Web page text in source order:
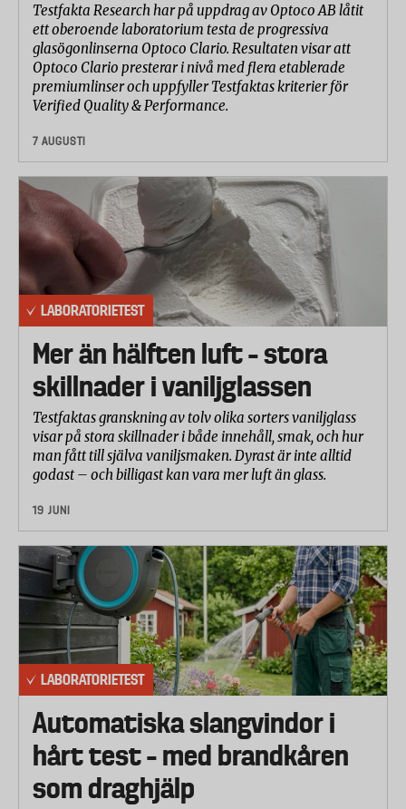
Testfakta Research har på uppdrag av Optoco AB låtit
ett oberoende laboratorium testa de progressiva
glasögonlinserna Optoco Clario. Resultaten visar att
Optoco Clario presterar i nivå med flera etablerade
premiumlinser och uppfyller Testfaktas kriterier för
Verified Quality & Performance.
7 AUGUSTI
LABORATORIETEST
Mer än hälften luft – stora
skillnader i vaniljglassen
Testfaktas granskning av tolv olika sorters vaniljglass
visar på stora skillnader i både innehåll, smak, och hur
man fått till själva vaniljsmaken. Dyrast är inte alltid
godast – och billigast kan vara mer luft än glass.
19 JUNI
LABORATORIETEST
Automatiska slangvindor i
hårt test – med brandkåren
som draghjälp